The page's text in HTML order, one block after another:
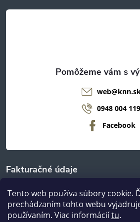
Tento web používa súbory cookie.
prechádzaním tohto webu
používaním. Viac informáciítu.
t
Fakturačné údaje
O nákupe
web@
0948 004 119
Facebook